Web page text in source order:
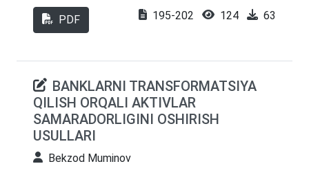
inspektorlari malakasini oshirish va soliq
toʻlovchilar bilan oʻzaro hamkorlikning yanada
byudjet tizimining barqarorligini oshirish maqsadida
ularni optimallashtirish boʻyicha tavsiyalar berilgan.
ko‘rib chiqiladi. Banklar faoliyatining fond
bozoridagi o‘ziga xos xususiyatlari hamda bu
PDF 195-202 124 63
BANKLARNI TRANSFORMATSIYA
QILISH ORQALI AKTIVLAR
SAMARADORLIGINI OSHIRISH
USULLARI
Bekzod Muminov